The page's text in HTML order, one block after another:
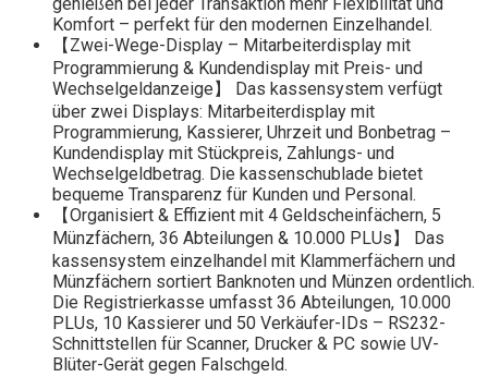
Komfort – perfekt für den modernen Einzelhandel.
【Zwei-Wege-Display – Mitarbeiterdisplay mit
Programmierung & Kundendisplay mit Preis- und
Wechselgeldanzeige】 Das kassensystem verfügt
über zwei Displays: Mitarbeiterdisplay mit
Programmierung, Kassierer, Uhrzeit und Bonbetrag –
Kundendisplay mit Stückpreis, Zahlungs- und
Wechselgeldbetrag. Die kassenschublade bietet
bequeme Transparenz für Kunden und Personal.
【Organisiert & Effizient mit 4 Geldscheinfächern, 5
Münzfächern, 36 Abteilungen & 10.000 PLUs】 Das
kassensystem einzelhandel mit Klammerfächern und
Münzfächern sortiert Banknoten und Münzen ordentlich.
Die Registrierkasse umfasst 36 Abteilungen, 10.000
PLUs, 10 Kassierer und 50 Verkäufer-IDs – RS232-
Schnittstellen für Scanner, Drucker & PC sowie UV-
Blüter-Gerät gegen Falschgeld.